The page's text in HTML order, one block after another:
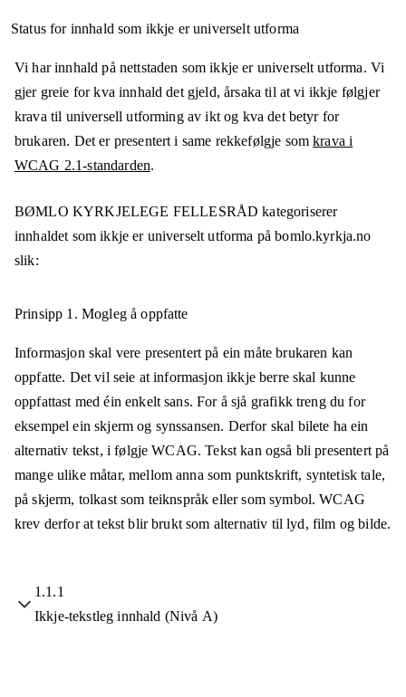
Status for innhald som ikkje er universelt utforma
Vi har innhald på nettstaden som ikkje er universelt utforma. Vi
gjer greie for kva innhald det gjeld, årsaka til at vi ikkje følgjer
krava til universell utforming av ikt og kva det betyr for
brukaren. Det er presentert i same rekkefølgje somkrava i
WCAG 2.1-standarden.
BØMLO KYRKJELEGE FELLESRÅD kategoriserer
innhaldet som ikkje er universelt utforma påbomlo.kyrkja.no
slik:
Prinsipp 1. Mogleg å oppfatte
Informasjon skal vere presentert på ein måte brukaren kan
oppfatte. Det vil seie at informasjon ikkje berre skal kunne
oppfattast med éin enkelt sans. For å sjå grafikk treng du for
eksempel ein skjerm og synssansen. Derfor skal bilete ha ein
alternativ tekst, i følgje WCAG. Tekst kan også bli presentert på
mange ulike måtar, mellom anna som punktskrift, syntetisk tale,
på skjerm, tolkast som teiknspråk eller som symbol. WCAG
krev derfor at tekst blir brukt som alternativ til lyd, film og bilde.
1.1.1
Ikkje-tekstleg innhald (Nivå A)